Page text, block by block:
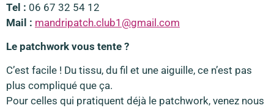
Tel : 06 67 32 54 12
Mail : mandripatch.club1@gmail.com
Le patchwork vous tente ?
C’est facile ! Du tissu, du fil et une aiguille, ce n’est pas
plus compliqué que ça.
Pour celles qui pratiquent déjà le patchwork, venez nous